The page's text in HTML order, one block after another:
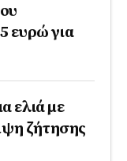
ευρώ για
ελιά με
ζήτησης